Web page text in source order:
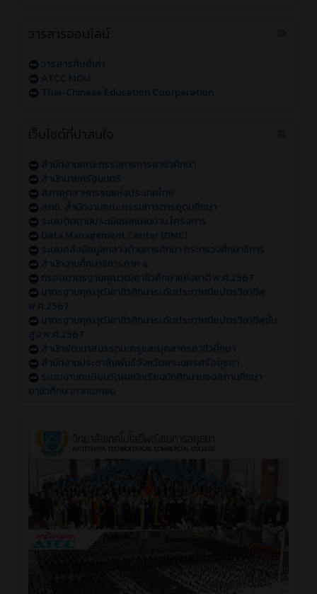
วารสารศิษย์เก่า
ATCC MOU
Thai-Chinese Education Coorperation
สำนักงานคณะกรรมการการอาชีวศึกษา
สำนักนายกรัฐมนตรี
สภาอุตสาหกรรมแห่งประเทศไทย
สกอ. สำนักงานคณะกรรมการการอุดมศึกษา
ระบบติดตามประเมินผลแผนงาน โครงการ
Data Management Center (DMC)
ระบบคลังข้อมูลกลางด้านการศึกษา กระทรวงศึกษาธิการ
สำนักงานศึกษาธิการภาค ๔
กรอบมาตรฐานคุณวุฒิอาชีวศึกษาแห่งชาติ พ.ศ.2567
มาตรฐานคุณวุฒิอาชีวศึกษาระดับประกาศนียบัตรวิชาชีพ
พ.ศ.2567
มาตรฐานคุณวุฒิอาชีวศึกษาระดับประกาศนียบัตรวิชาชีพชั้น
สูง พ.ศ.2567
สำนักพัฒนาสมรรถนะครูและบุคลากรอาชีวศึกษา
สำนักงานประชาสัมพันธ์จังหวัดพระนครศรีอยุธยา
ระบบงานทะเบียนวัดผลนักเรียนนักศึกษาของสถานศึกษา
อาชีวศึกษาภาคเอกชน